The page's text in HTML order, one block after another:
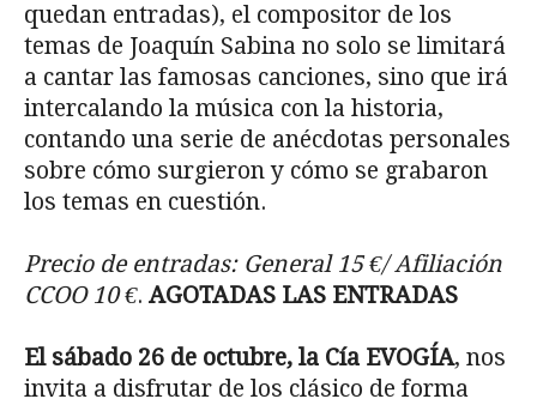
quedan entradas), el compositor de los
temas de Joaquín Sabina no solo se limitará
a cantar las famosas canciones, sino que irá
intercalando la música con la historia,
contando una serie de anécdotas personales
sobre cómo surgieron y cómo se grabaron
los temas en cuestión.
Precio de entradas: General 15 €/ Afiliación
CCOO 10 €. AGOTADAS LAS ENTRADAS
El sábado 26 de octubre, la Cía EVOGÍA, nos
invita a disfrutar de los clásico de forma